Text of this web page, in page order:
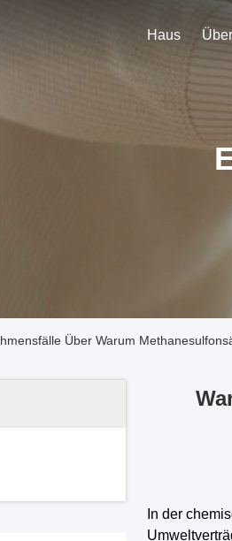
Haus
Über Warum
In der